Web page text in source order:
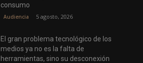
consumo
Audiencia 5 agosto, 2026
El gran problema tecnológico de los
medios ya no es la falta de
herramientas, sino su desconexión